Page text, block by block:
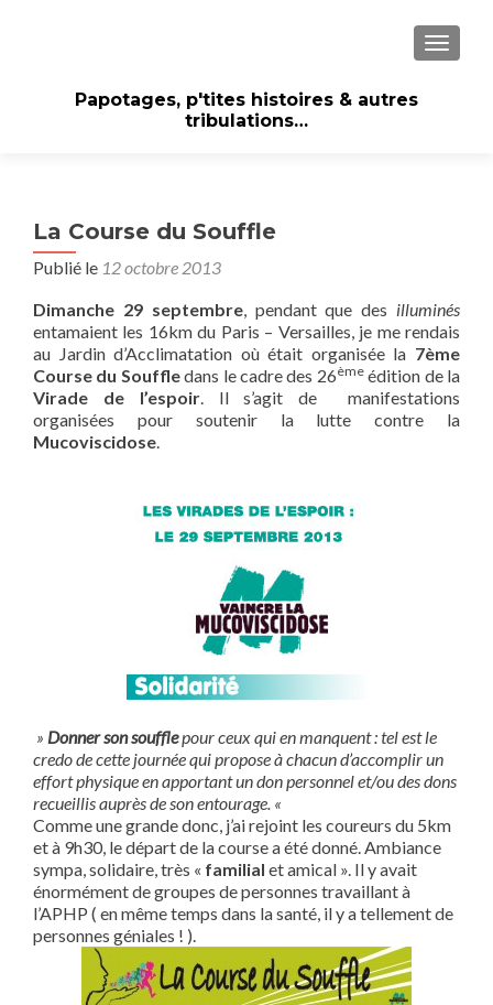
Papotages, p'tites histoires & autres
tribulations…
La Course du Souffle
Publié le 12 octobre 2013
Dimanche 29 septembre, pendant que des illuminés
entamaient les 16km du Paris – Versailles, je me rendais
au Jardin d’Acclimatation où était organisée la 7ème
Course du Souffledans le cadre des 26èmeédition de la
Virade de l’espoir. Il s’agit de manifestations
organisées pour soutenir la lutte contre la
Mucoviscidose.
» Donner son soufflepour ceux qui en manquent : tel est le
credo de cette journée qui propose à chacun d’accomplir un
effort physique en apportant un don personnel et/ou des dons
recueillis auprès de son entourage. «
Comme une grande donc, j’ai rejoint les coureurs du 5km
et à 9h30, le départ de la course a été donné. Ambiance
sympa, solidaire, très « familial et amical ». Il y avait
énormément de groupes de personnes travaillant à
l’APHP ( en même temps dans la santé, il y a tellement de
personnes géniales ! ).